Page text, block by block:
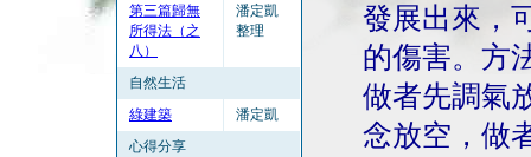
第三篇歸無
所得法（之
八）
潘定凱
整理
自然生活
綠建築
潘定凱
心得分享
發展出來，
的傷害。方
做者先調氣
念放空，做